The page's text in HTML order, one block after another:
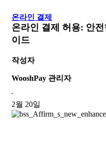
온라인 결제
온라인 결제 허용: 안
이드
작성자
WooshPay 관리자
•
2월 20일